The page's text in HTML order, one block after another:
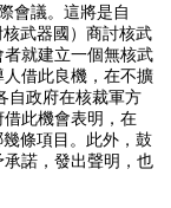
會議。這將是自
武器國）商討核武
就建立一個無核武
借此良機，在不擴
自政府在核裁軍方
此機會表明，在
條項目。此外，鼓
諾，發出聲明，也